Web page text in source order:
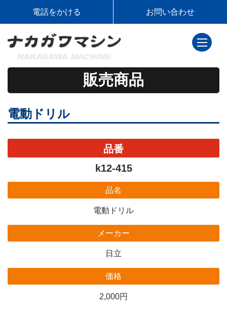
電話をかける お問い合わせ
toggle
販売商品
電動ドリル
品番
k12-415
品名
電動ドリル
メーカー
日立
価格
2,000円